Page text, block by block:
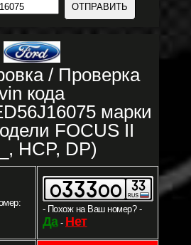
/ Проверка
кода
марки
FOCUS II
HCP, DP)
- Похож на Ваш номер? -
Да- Нет